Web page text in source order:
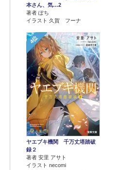
本さん、気…2
著者 ぽち
イラスト 久賀 フーナ
4位
ヤエブキ機関 千万丈塔踏破
録２
著者 安里 アサト
イラスト necomi